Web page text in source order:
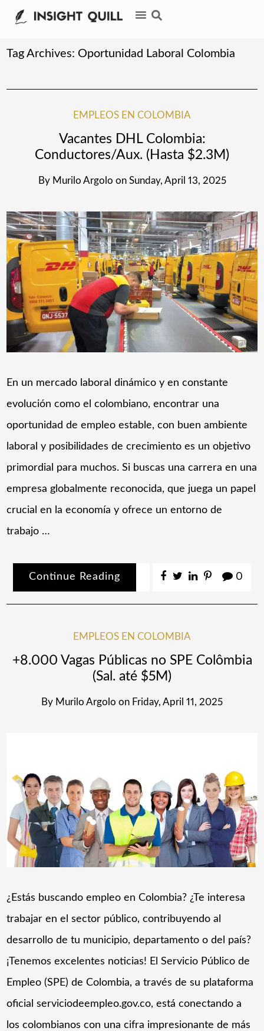
Tag Archives: Oportunidad Laboral Colombia
EMPLEOS EN COLOMBIA
Vacantes DHL Colombia:
Conductores/Aux. (Hasta $2.3M)
By Murilo Argolo on Sunday, April 13, 2025
En un mercado laboral dinámico y en constante
evolución como el colombiano, encontrar una
oportunidad de empleo estable, con buen ambiente
laboral y posibilidades de crecimiento es un objetivo
primordial para muchos. Si buscas una carrera en una
empresa globalmente reconocida, que juega un papel
crucial en la economía y ofrece un entorno de
trabajo …
Continue Reading 0
EMPLEOS EN COLOMBIA
+8.000 Vagas Públicas no SPE Colômbia
(Sal. até $5M)
By Murilo Argolo on Friday, April 11, 2025
¿Estás buscando empleo en Colombia? ¿Te interesa
trabajar en el sector público, contribuyendo al
desarrollo de tu municipio, departamento o del país?
¡Tenemos excelentes noticias! El Servicio Público de
Empleo (SPE) de Colombia, a través de su plataforma
oficial serviciodeempleo.gov.co, está conectando a
los colombianos con una cifra impresionante de más